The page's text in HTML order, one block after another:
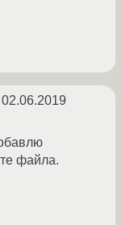
02.06.2019
файла.